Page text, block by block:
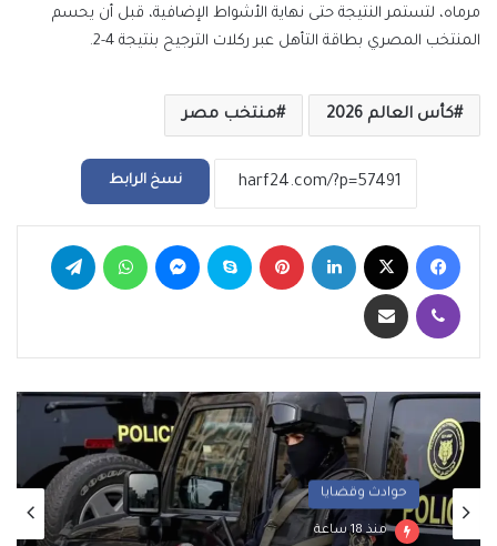
مرماه، لتستمر النتيجة حتى نهاية الأشواط الإضافية، قبل أن يحسم
المنتخب المصري بطاقة التأهل عبر ركلات الترجيح بنتيجة 4-2.
كأس العالم 2026 منتخب مصر
نسخ الرابط
فيسبوك لينكدإن بينتيريست سكايب ماسنجر واتساب
ڤايبر مشاركة عبر البريد
حوادث وقضايا
منذ 18 ساعة